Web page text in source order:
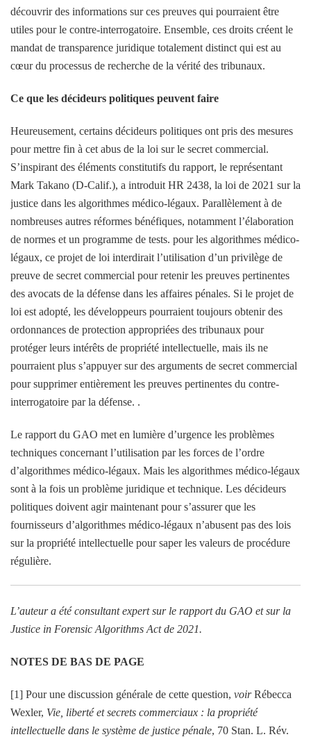
découvrir des informations sur ces preuves qui pourraient être
utiles pour le contre-interrogatoire. Ensemble, ces droits créent le
mandat de transparence juridique totalement distinct qui est au
cœur du processus de recherche de la vérité des tribunaux.
Ce que les décideurs politiques peuvent faire
Heureusement, certains décideurs politiques ont pris des mesures
pour mettre fin à cet abus de la loi sur le secret commercial.
S’inspirant des éléments constitutifs du rapport, le représentant
Mark Takano (D-Calif.), a introduit HR 2438, la loi de 2021 sur la
justice dans les algorithmes médico-légaux. Parallèlement à de
nombreuses autres réformes bénéfiques, notamment l’élaboration
de normes et un programme de tests. pour les algorithmes médico-
légaux, ce projet de loi interdirait l’utilisation d’un privilège de
preuve de secret commercial pour retenir les preuves pertinentes
des avocats de la défense dans les affaires pénales. Si le projet de
loi est adopté, les développeurs pourraient toujours obtenir des
ordonnances de protection appropriées des tribunaux pour
protéger leurs intérêts de propriété intellectuelle, mais ils ne
pourraient plus s’appuyer sur des arguments de secret commercial
pour supprimer entièrement les preuves pertinentes du contre-
interrogatoire par la défense. .
Le rapport du GAO met en lumière d’urgence les problèmes
techniques concernant l’utilisation par les forces de l’ordre
d’algorithmes médico-légaux. Mais les algorithmes médico-légaux
sont à la fois un problème juridique et technique. Les décideurs
politiques doivent agir maintenant pour s’assurer que les
fournisseurs d’algorithmes médico-légaux n’abusent pas des lois
sur la propriété intellectuelle pour saper les valeurs de procédure
régulière.
L’auteur a été consultant expert sur le rapport du GAO et sur la
Justice in Forensic Algorithms Act de 2021.
NOTES DE BAS DE PAGE
[1] Pour une discussion générale de cette question, voirRébecca
Wexler, Vie, liberté et secrets commerciaux : la propriété
intellectuelle dans le système de justice pénale, 70 Stan. L. Rév.